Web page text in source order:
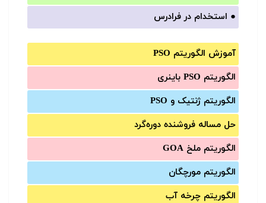
● استخدام در فرادرس
آموزش الگوریتم PSO
الگوریتم PSO باینری
الگوریتم ژنتیک و PSO
حل مساله فروشنده دوره‌گرد
الگوریتم ملخ GOA
الگوریتم مورچگان
الگوریتم چرخه آب